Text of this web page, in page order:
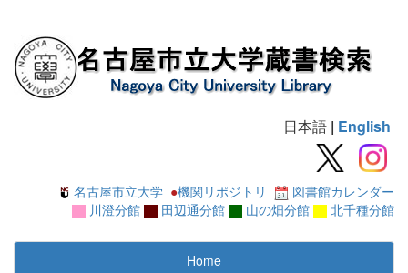
日本語 | English
名古屋市立大学 ●機関リポジトリ
図書館カレンダー
川澄分館
田辺通分館 山の畑分館 北千種分館
Home